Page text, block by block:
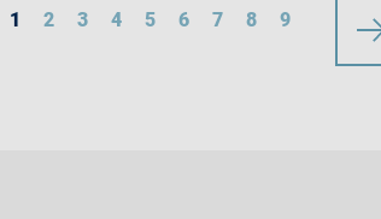
1 2 3 4 5 6 7 8 9